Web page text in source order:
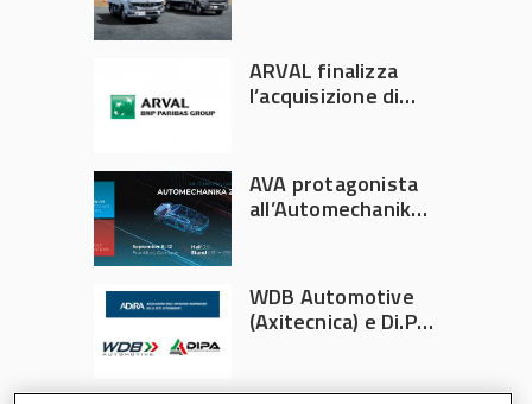
ARVAL finalizza
l’acquisizione di
AVA protagonista
all’Automechanika
WDB Automotive
(Axitecnica) e Di.Pa.